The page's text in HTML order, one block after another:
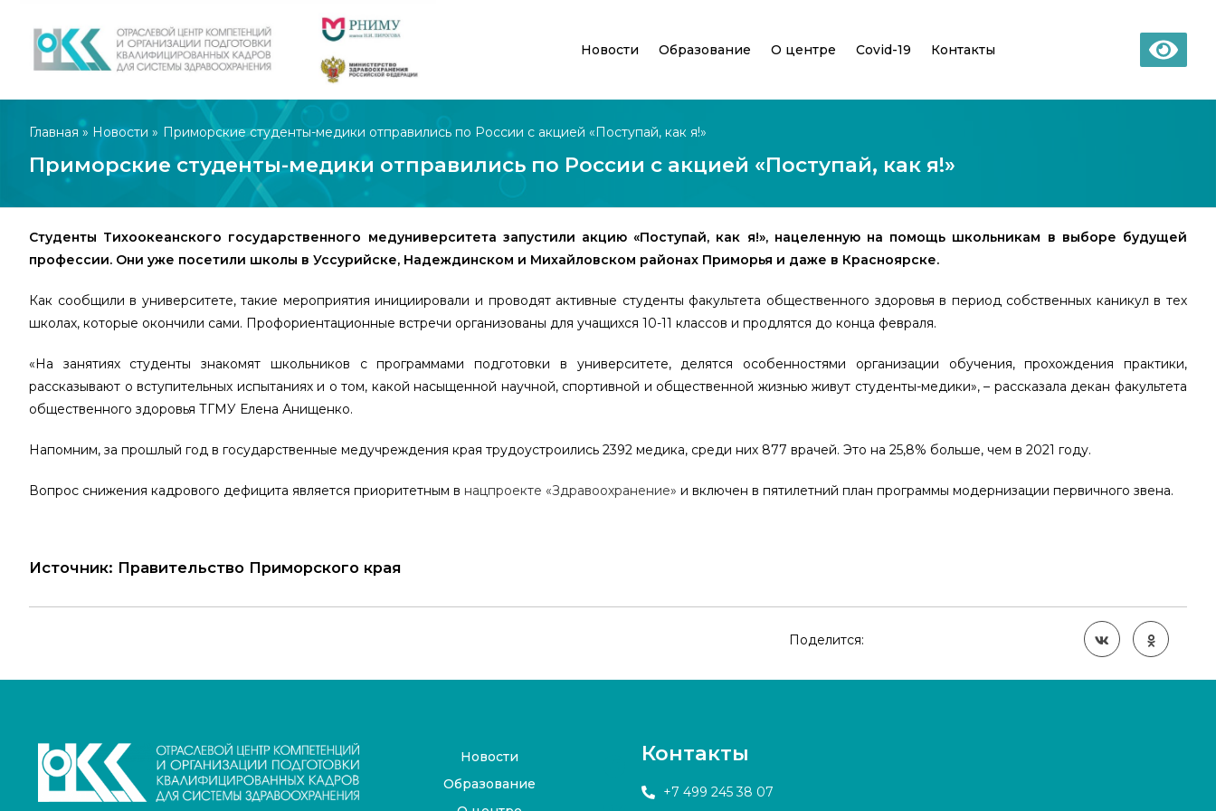
Новости Образование О центре Covid-19 Контакты
Главная » Новости » Приморские студенты-медики отправились по России с акцией «Поступай, как я!»
Приморские студенты-медики отправились по России с акцией «Поступай, как я!»
Студенты Тихоокеанского государственного медуниверситета запустили акцию «Поступай, как я!», нацеленную на помощь школьникам в выборе будущей
профессии. Они уже посетили школы в Уссурийске, Надеждинском и Михайловском районах Приморья и даже в Красноярске.
Как сообщили в университете, такие мероприятия инициировали и проводят активные студенты факультета общественного здоровья в период собственных каникул в тех
школах, которые окончили сами. Профориентационные встречи организованы для учащихся 10-11 классов и продлятся до конца февраля.
«На занятиях студенты знакомят школьников с программами подготовки в университете, делятся особенностями организации обучения, прохождения практики,
рассказывают о вступительных испытаниях и о том, какой насыщенной научной, спортивной и общественной жизнью живут студенты-медики», – рассказала декан факультета
общественного здоровья ТГМУ Елена Анищенко.
Напомним, за прошлый год в государственные медучреждения края трудоустроились 2392 медика, среди них 877 врачей. Это на 25,8% больше, чем в 2021 году.
Вопрос снижения кадрового дефицита является приоритетным в нацпроекте «Здравоохранение» и включен в пятилетний план программы модернизации первичного звена.
Источник: Правительство Приморского края
Поделится:
Новости
Образование
Контакты
+7 499 245 38 07